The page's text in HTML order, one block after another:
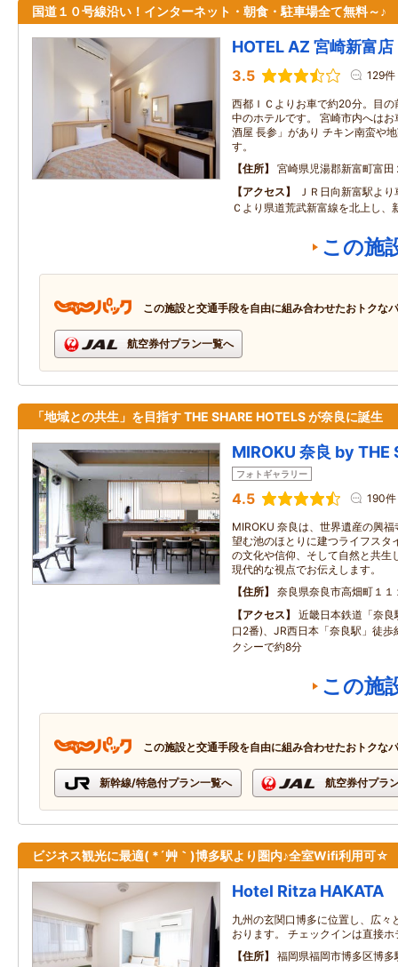
国道１０号線沿い！インターネット・朝食・駐車場全て無料～♪
HOTEL AZ 宮崎新富店
3.5 129件
西都ＩＣよりお車で約20分。目
中のホテルです。 宮崎市内へは
酒屋 長参」があり チキン南蛮や
す。
住所
宮崎県児湯郡新富町富田
アクセス
ＪＲ日向新富駅よ
Ｃより県道荒武新富線を北上し、
この施
この施設と交通手段を自由に組み合わせたおトクな
航空券付プラン一覧へ
「地域との共生」を目指す THE SHARE HOTELS が奈良に誕生
MIROKU 奈良 by THE
フォトギャラリー
4.5 190件
MIROKU 奈良は、世界遺産の興
望む池のほとりに建つライフスタ
の文化や信仰、そして自然と共生
現代的な視点でお伝えします。
住所
奈良県奈良市高畑町１１
アクセス
近畿日本鉄道「奈
口2番)、JR西日本「奈良駅」徒
クシーで約8分
この施
この施設と交通手段を自由に組み合わせたおトクな
新幹線/特急付プラン一覧へ 航空券付プラ
ビジネス観光に最適( *´艸｀)博多駅より圏内♪全室Wifi利用可☆
Hotel Ritza HAKATA
九州の玄関口博多に位置し、広々
おります。 チェックインは直接
住所
福岡県福岡市博多区博